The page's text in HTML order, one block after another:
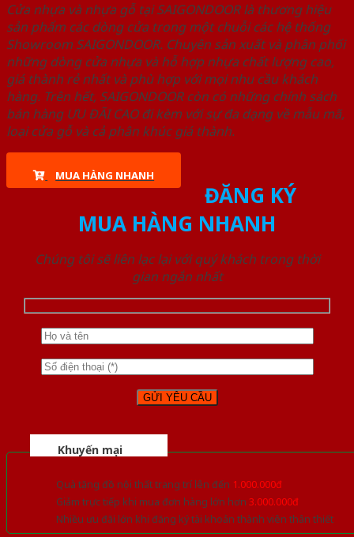
Cửa nhựa và nhựa gỗ tại SAIGONDOOR là thương hiệu
sản phẩm các dòng cửa trong một chuỗi các hệ thống
Showroom SAIGONDOOR. Chuyên sản xuất và phân phối
những dòng cửa nhựa và hỗ hợp nhựa chất lượng cao,
giá thành rẻ nhất và phù hợp với mọi nhu cầu khách
hàng. Trên hết, SAIGONDOOR còn có những chính sách
bán hàng ƯU ĐÃI CAO đi kèm với sự đa dạng về mẫu mã,
loại cửa gỗ và cả phân khúc giá thành.
MUA HÀNG NHANH
ĐĂNG KÝ
MUA HÀNG NHANH
Chúng tôi sẽ liên lạc lại với quý khách trong thời
gian ngắn nhất
Khuyến mại
Quà tặng đồ nội thất trang trí lên đến 1.000.000đ
Giảm trực tiếp khi mua đơn hàng lớn hơn 3.000.000đ
Nhiều ưu đãi lớn khi đăng ký tài khoản thành viên thân thiết